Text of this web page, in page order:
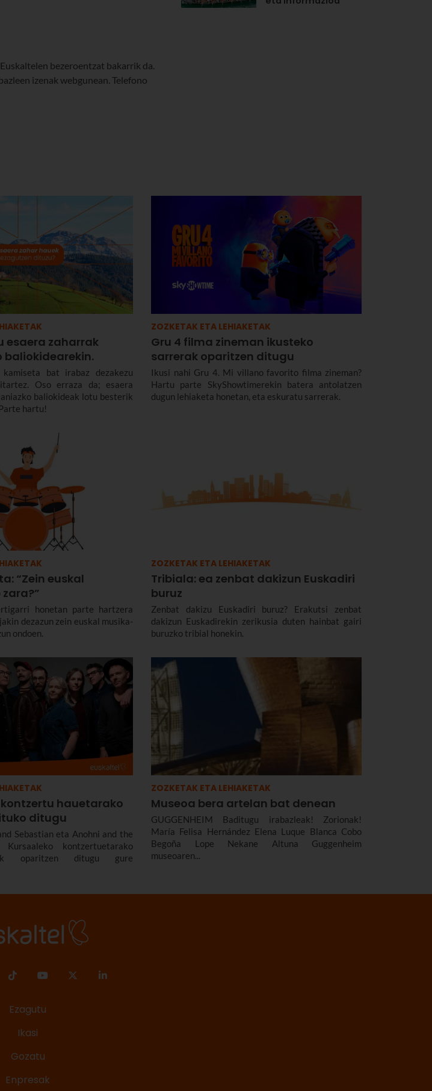
bezeroentzat bakarrik da.
izenak webgunean. Telefono
esaera zaharrak
baliokidearekin.
bat irabaz dezakezu
Oso erraza da; esaera
baliokideak lotu besterik
hartu!
ZOZKETAK ETA LEHIAKETAK
Gru 4 filma zineman ikusteko
sarrerak oparitzen ditugu
Ikusi nahi Gru 4. Mi villano favorito filma zineman?
Hartu parte SkyShowtimerekin batera antolatzen
dugun lehiaketa honetan, eta eskuratu sarrerak.
“Zein euskal
honetan parte hartzera
dezazun zein euskal musika-
ondoen.
ZOZKETAK ETA LEHIAKETAK
Tribiala: ea zenbat dakizun Euskadiri
buruz
Zenbat dakizu Euskadiri buruz? Erakutsi zenbat
dakizun Euskadirekin zerikusia duten hainbat gairi
buruzko tribial honekin.
hauetarako
ditugu
Sebastian eta Anohni and the
Kursaaleko kontzertuetarako
oparitzen ditugu gure
ZOZKETAK ETA LEHIAKETAK
Museoa bera artelan bat denean
GUGGENHEIM Baditugu irabazleak! Zorionak!
María Felisa Hernández Elena Luque Blanca Cobo
Begoña Lope Nekane Altuna Guggenheim
museoaren...
Ezagutu
Ikasi
Gozatu
Enpresak